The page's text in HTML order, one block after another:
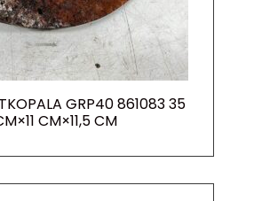
GRP40 861083 35
CM×11,5 CM